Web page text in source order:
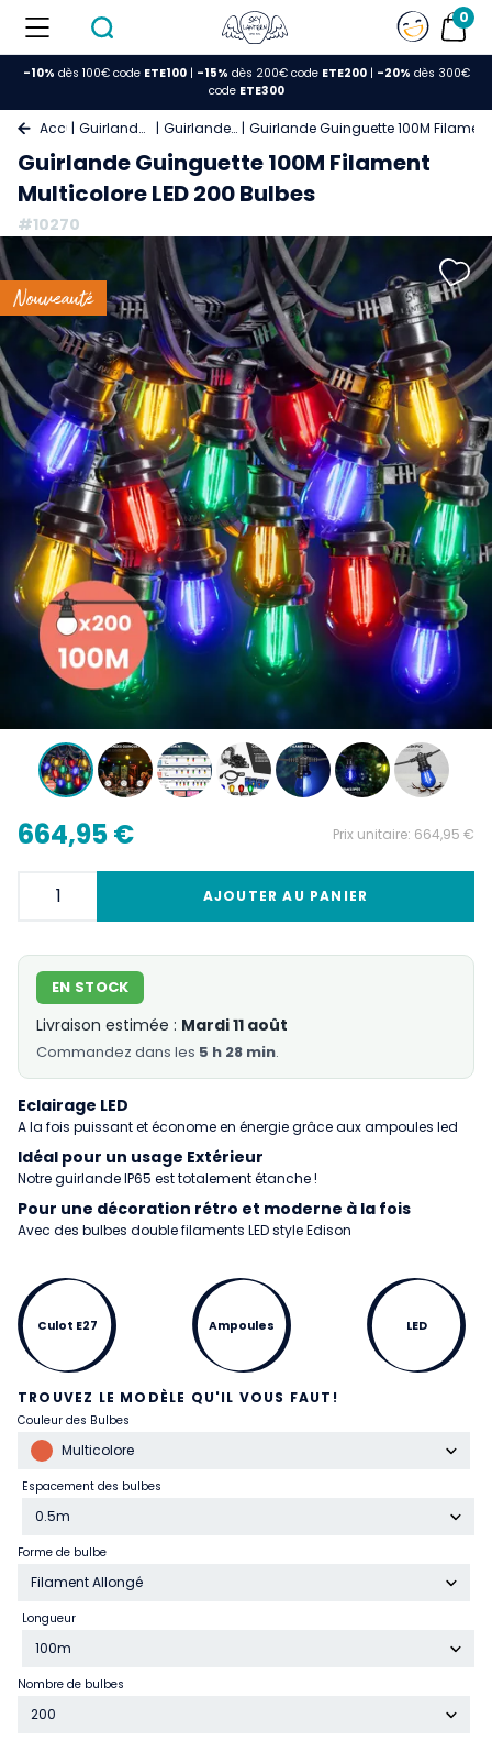
0
-10% dès 100€ code ETE100| -15% dès 200€ code ETE200| -20% dès 300€
code ETE300
Accueil Guirlande Lumineuse Guirlande Guinguette Guirlande Guinguette 100M
Guirlande Guinguette 100M Filament
Multicolore LED 200 Bulbes
#10270
Nouveauté
664,95 € Prix unitaire: 664,95 €
AJOUTER AU PANIER
Eclairage LED
A la fois puissant et économe en énergie grâce aux ampoules led
Idéal pour un usage Extérieur
Notre guirlande IP65 est totalement étanche !
Pour une décoration rétro et moderne à la fois
Avec des bulbes double filaments LED style Edison
TROUVEZ LE MODÈLE QU'IL VOUS FAUT!
Couleur des Bulbes
Multicolore
Espacement des bulbes
0.5m
Forme de bulbe
Filament Allongé
Longueur
100m
Nombre de bulbes
200
EN STOCK
Livraison estimée : Mardi 11 août
Commandez dans les 5 h 28 min.
Culot E27 Ampoules LED